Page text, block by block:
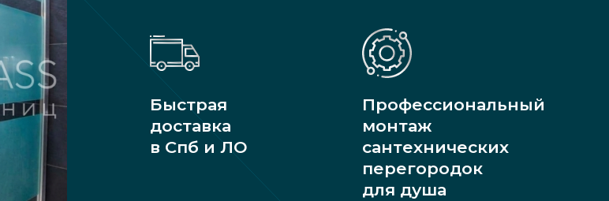
Быстрая
доставка
в Спб и ЛО
Профессиональный
монтаж
сантехнических
перегородок
для душа